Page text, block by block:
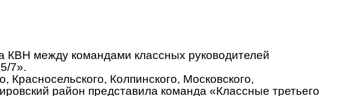
КВН между командами классных руководителей
7».
Красносельского, Колпинского, Московского,
район представила команда «Классные третьего